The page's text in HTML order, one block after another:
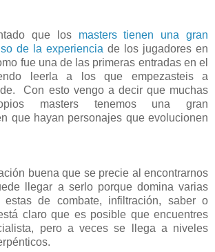
que losmasters tienen una gran
de la experiencia de los jugadores en
fue una de las primeras entradas en el
leerla a los que empezasteis a
Con esto vengo a decir que muchas
masters tenemos una gran
que hayan personajes que evolucionen
buena que se precie al encontrarnos
llegar a serlo porque domina varias
estas de combate, infiltración, saber o
claro que es posible que encuentres
pero a veces se llega a niveles